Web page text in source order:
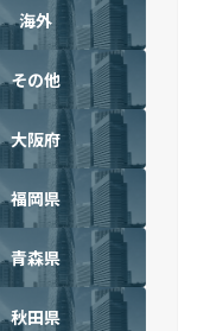
海外
その他
大阪府
福岡県
青森県
秋田県